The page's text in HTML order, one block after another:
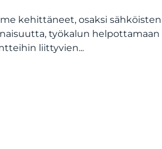
kehittäneet, osaksi sähköisten
työkalun helpottamaan
liittyvien...